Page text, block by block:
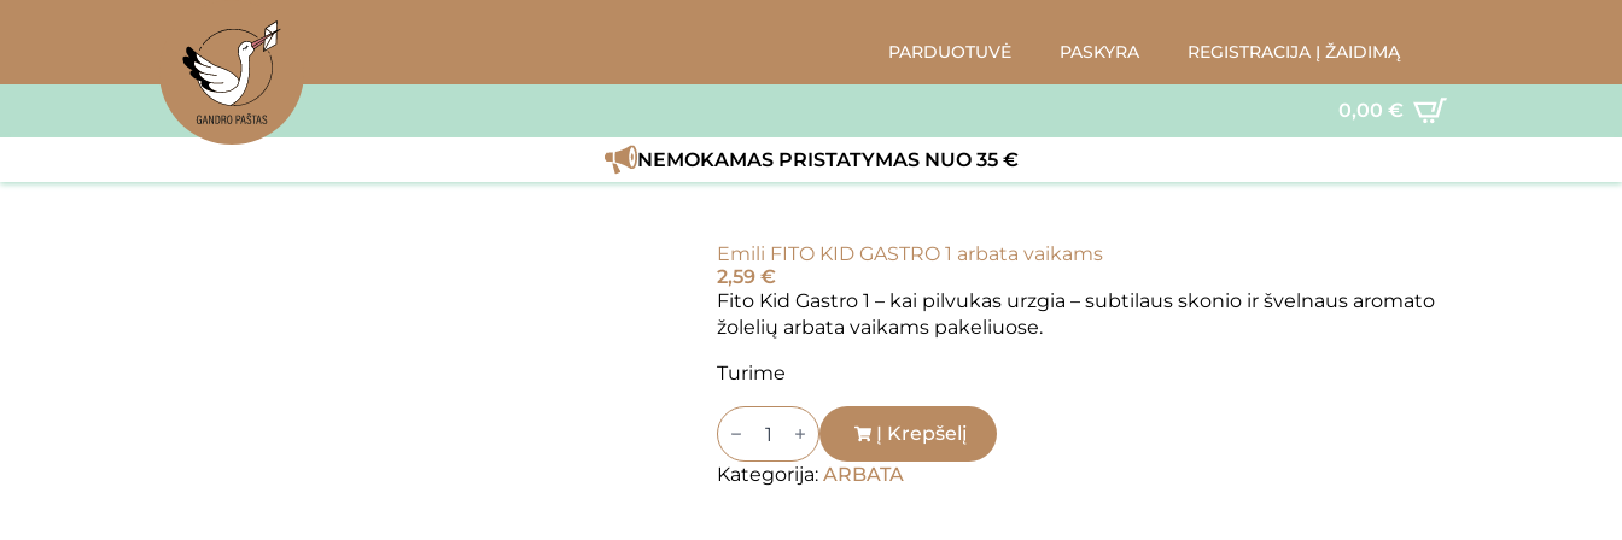
PARDUOTUVĖ PASKYRA REGISTRACIJA Į ŽAIDIMĄ
0,00 €
NEMOKAMAS PRISTATYMAS NUO 35 €
Emili FITO KID GASTRO 1 arbata vaikams
2,59 €
Fito Kid Gastro 1 – kai pilvukas urzgia – subtilaus skonio ir švelnaus aromato
žolelių arbata vaikams pakeliuose.
Turime
produkto
kiekis:
Emili
FITO
Į Krepšelį
Kategorija: ARBATA